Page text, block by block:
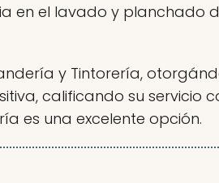
en el lavado y planchado
y Tintorería,
calificando su servicio
es una excelente opción.